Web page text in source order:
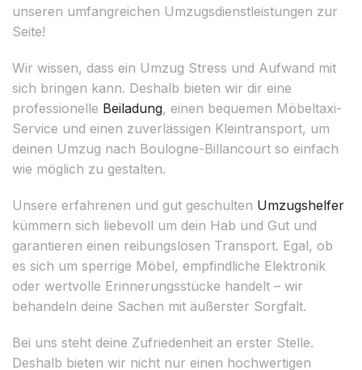
unseren umfangreichen Umzugsdienstleistungen zur
Seite!
Wir wissen, dass ein Umzug Stress und Aufwand mit
sich bringen kann. Deshalb bieten wir dir eine
professionelle Beiladung, einen bequemen Möbeltaxi-
Service und einen zuverlässigen Kleintransport, um
deinen Umzug nach Boulogne-Billancourt so einfach
wie möglich zu gestalten.
Unsere erfahrenen und gut geschulten Umzugshelfer
kümmern sich liebevoll um dein Hab und Gut und
garantieren einen reibungslosen Transport. Egal, ob
es sich um sperrige Möbel, empfindliche Elektronik
oder wertvolle Erinnerungsstücke handelt – wir
behandeln deine Sachen mit äußerster Sorgfalt.
Bei uns steht deine Zufriedenheit an erster Stelle.
Deshalb bieten wir nicht nur einen hochwertigen